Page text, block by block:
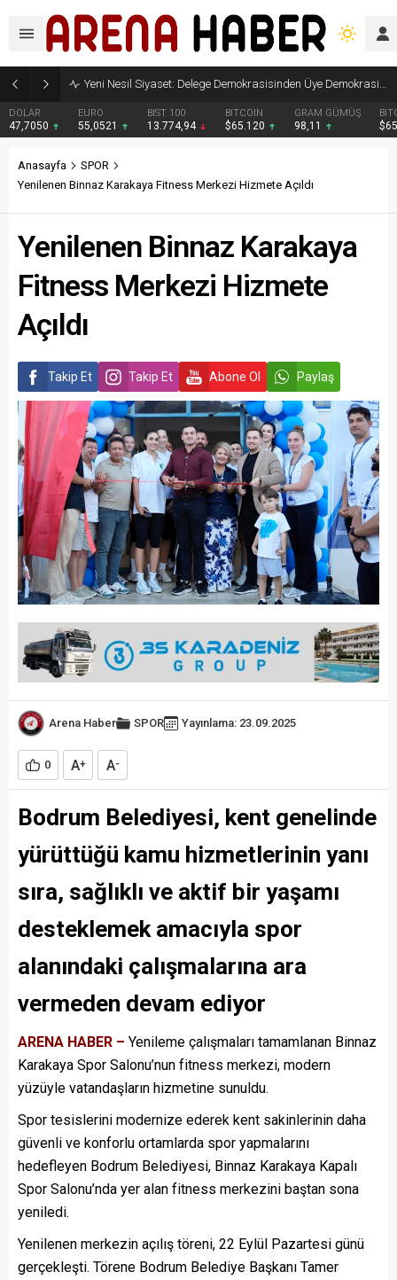
Yeni Nesil Siyaset: Delege Demokrasisinden Üye Demokrasisine
DOLAR
47,7050
EURO
55,0521
BIST 100
13.774,94
BITCOIN
$65.120
GRAM GÜMÜŞ
98,11
Anasayfa
SPOR
Yenilenen Binnaz Karakaya Fitness Merkezi Hizmete Açıldı
Yenilenen Binnaz Karakaya
Fitness Merkezi Hizmete
Açıldı
Takip Et Takip Et Abone Ol Paylaş
Arena Haber SPOR Yayınlama: 23.09.2025
0 A+ A-
Bodrum Belediyesi, kent genelinde
yürüttüğü kamu hizmetlerinin yanı
sıra, sağlıklı ve aktif bir yaşamı
desteklemek amacıyla spor
alanındaki çalışmalarına ara
vermeden devam ediyor
ARENA HABER – Yenileme çalışmaları tamamlanan Binnaz
Karakaya Spor Salonu’nun fitness merkezi, modern
yüzüyle vatandaşların hizmetine sunuldu.
Spor tesislerini modernize ederek kent sakinlerinin daha
güvenli ve konforlu ortamlarda spor yapmalarını
hedefleyen Bodrum Belediyesi, Binnaz Karakaya Kapalı
Spor Salonu’nda yer alan fitness merkezini baştan sona
yeniledi.
Yenilenen merkezin açılış töreni, 22 Eylül Pazartesi günü
gerçekleşti. Törene Bodrum Belediye Başkanı Tamer